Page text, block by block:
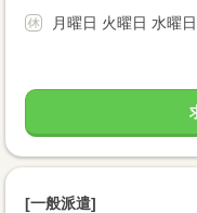
月曜日 火曜日 水曜
[一般派遣]